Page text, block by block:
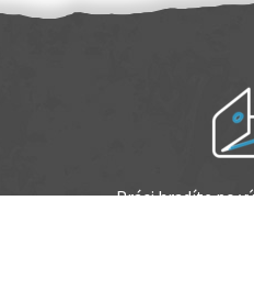
Práci hradíte po